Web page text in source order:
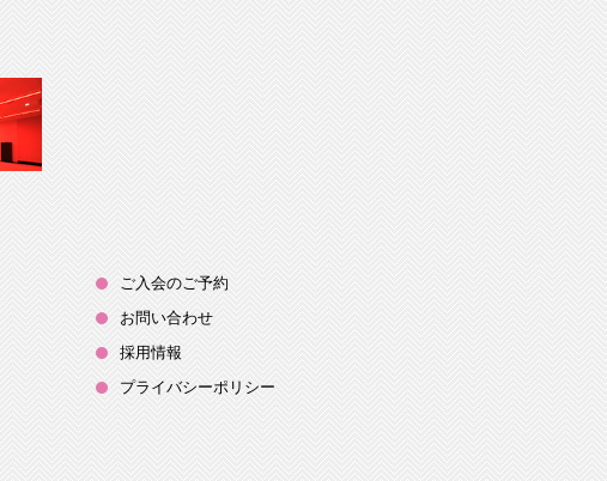
ご入会のご予約
お問い合わせ
採用情報
プライバシーポリシー